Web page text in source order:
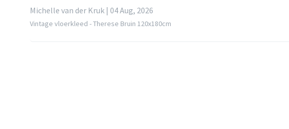
Michelle van der Kruk | 04 Aug, 2026
Vintage vloerkleed - Therese Bruin 120x180cm